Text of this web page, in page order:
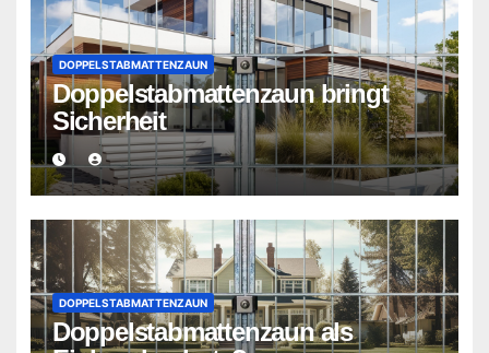
DOPPELSTABMATTENZAUN
Doppelstabmattenzaun bringt
Sicherheit
DOPPELSTABMATTENZAUN
Doppelstabmattenzaun als